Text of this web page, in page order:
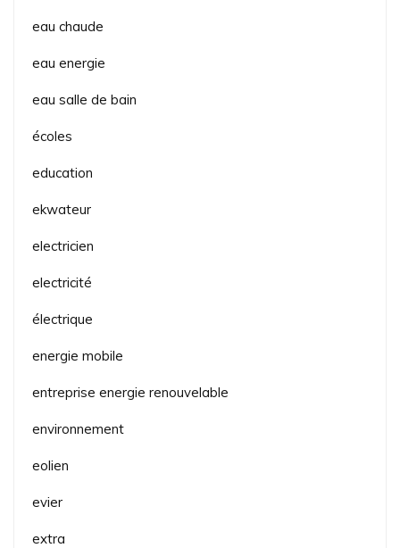
eau chaude
eau energie
eau salle de bain
écoles
education
ekwateur
electricien
electricité
électrique
energie mobile
entreprise energie renouvelable
environnement
eolien
evier
extra